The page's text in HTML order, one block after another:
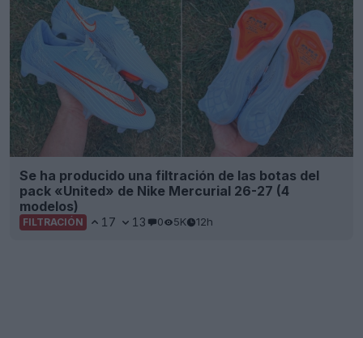
Se ha producido una filtración de las botas del
pack «United» de Nike Mercurial 26-27 (4
modelos)
FILTRACIÓN 17 13 0 5K 12h